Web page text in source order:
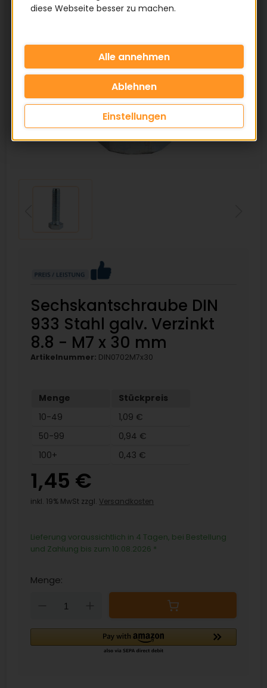
Sechskantschraube DIN
933 Stahl galv. Verzinkt
8.8 - M7 x 30 mm
Artikelnummer: DIN0702M7x30
Menge
Stückpreis
10-49
1,09 €
50-99
0,94 €
100+
0,43 €
1,45 €
inkl. 19% MwSt zzgl. Versandkosten
Lieferung voraussichtlich in 4 Tagen, bei Bestellung
und Zahlung bis zum 10.08.2026 *
Menge:
Down
diese Webseite besser zu machen.
Einstellungen